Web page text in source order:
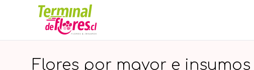
Flores por mayor e